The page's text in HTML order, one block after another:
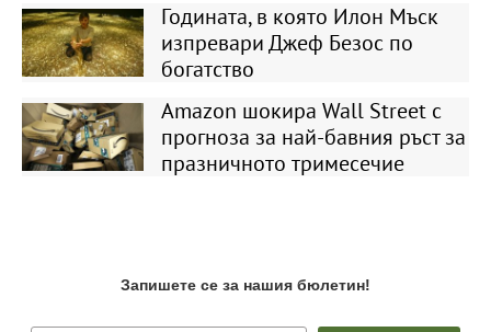
Годината, в която Илон Мъск
изпревари Джеф Безос по
богатство
Amazon шокира Wall Street с
прогноза за най-бавния ръст за
празничното тримесечие